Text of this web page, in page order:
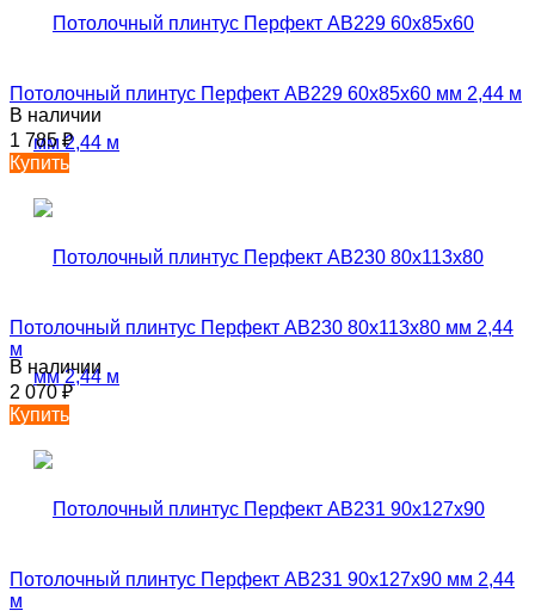
Потолочный плинтус Перфект AB229 60х85х60 мм 2,44 м
В наличии
1 785₽
Купить
Потолочный плинтус Перфект AB230 80х113х80 мм 2,44
м
В наличии
2 070₽
Купить
Потолочный плинтус Перфект AB231 90х127х90 мм 2,44
м